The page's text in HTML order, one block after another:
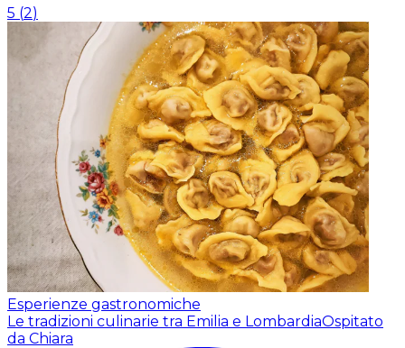
5 (2)
Esperienze gastronomiche
Le tradizioni culinarie tra Emilia e LombardiaOspitato
da Chiara